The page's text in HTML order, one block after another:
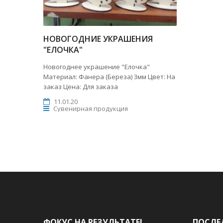
НОВОГОДНИЕ УКРАШЕНИЯ
"ЕЛОЧКА"
Новогоднее украшение "Елочка"
Материал: Фанера (Береза) 3мм Цвет: На
заказ Цена: Для заказа
11.01.20
Сувенирная продукция